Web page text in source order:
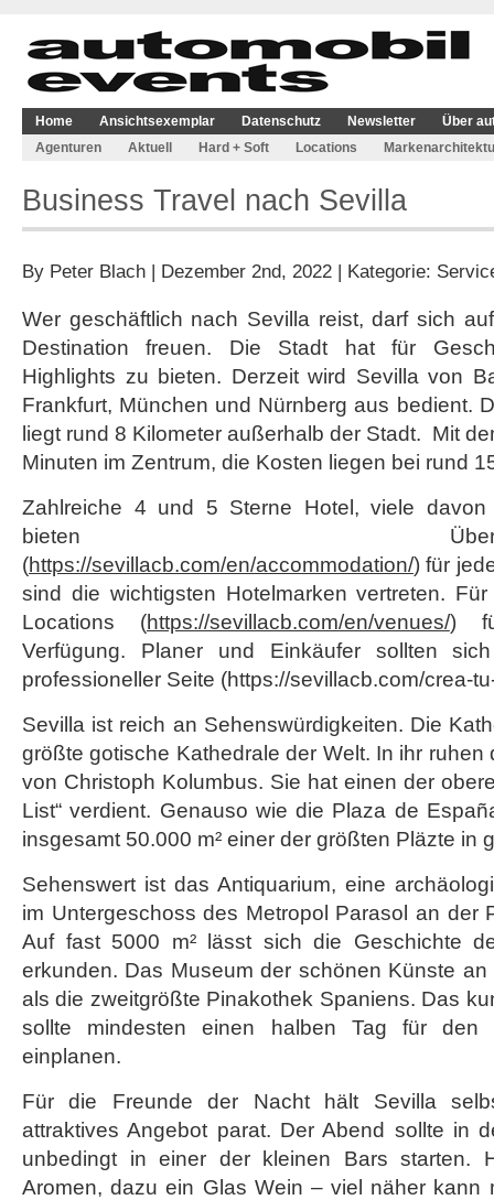
Home Ansichtsexemplar Datenschutz Newsletter
Über
Agenturen
Aktuell Hard + Soft Locations
Business Travel nach Sevilla
By Peter Blach | Dezember 2nd, 2022 | Kategorie:
Wer geschäftlich nach Sevilla reist, darf sich
Destination freuen. Die Stadt hat für
Highlights zu bieten. Derzeit wird Sevilla von
Frankfurt, München und Nürnberg aus bedient.
liegt rund 8 Kilometer außerhalb der Stadt. Mit
Minuten im Zentrum, die Kosten liegen bei rund
Zahlreiche 4 und 5 Sterne Hotel, viele davon
bieten
(https://sevillacb.com/en/accommodation/) für
sind die wichtigsten Hotelmarken vertreten.
Locations (https://sevillacb.com/en/venues/)
Verfügung. Planer und Einkäufer sollten
professioneller Seite (https://sevillacb.com/crea-
Sevilla ist reich an Sehenswürdigkeiten. Die
größte gotische Kathedrale der Welt. In ihr ruhen
von Christoph Kolumbus. Sie hat einen der
List“ verdient. Genauso wie die Plaza de
insgesamt 50.000 m² einer der größten Pläzte in
Sehenswert ist das Antiquarium, eine
im Untergeschoss des Metropol Parasol an der
Auf fast 5000 m² lässt sich die Geschichte
erkunden. Das Museum der schönen Künste
als die zweitgrößte Pinakothek Spaniens. Das
sollte mindesten einen halben Tag für den
einplanen.
Für die Freunde der Nacht hält Sevilla
attraktives Angebot parat. Der Abend sollte in
unbedingt in einer der kleinen Bars starten.
Aromen, dazu ein Glas Wein – viel näher kann